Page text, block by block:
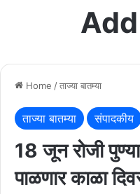
Home /ताज्या बातम्या
ताज्या बातम्या संपादकीय
18 जून रोजी
पाळणार काळा